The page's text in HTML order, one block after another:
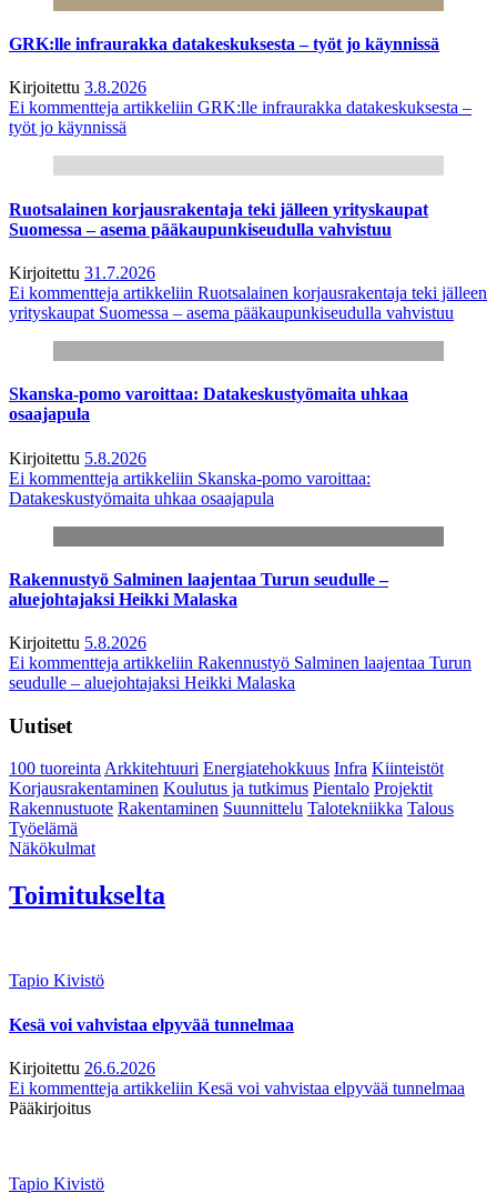
GRK:lle infraurakka datakeskuksesta – työt jo käynnissä
Kirjoitettu 3.8.2026
Ei kommentteja artikkeliin GRK:lle infraurakka datakeskuksesta –
työt jo käynnissä
Ruotsalainen korjausrakentaja teki jälleen yrityskaupat
Suomessa – asema pääkaupunkiseudulla vahvistuu
Kirjoitettu 31.7.2026
Ei kommentteja artikkeliin Ruotsalainen korjausrakentaja teki jälleen
yrityskaupat Suomessa – asema pääkaupunkiseudulla vahvistuu
Skanska-pomo varoittaa: Datakeskustyömaita uhkaa
osaajapula
Kirjoitettu 5.8.2026
Ei kommentteja artikkeliin Skanska-pomo varoittaa:
Datakeskustyömaita uhkaa osaajapula
Rakennustyö Salminen laajentaa Turun seudulle –
aluejohtajaksi Heikki Malaska
Kirjoitettu 5.8.2026
Ei kommentteja artikkeliin Rakennustyö Salminen laajentaa Turun
seudulle – aluejohtajaksi Heikki Malaska
Uutiset
100 tuoreintaArkkitehtuuri Energiatehokkuus Infra Kiinteistöt
Korjausrakentaminen Koulutus ja tutkimus Pientalo Projektit
Rakennustuote Rakentaminen Suunnittelu Talotekniikka Talous
Työelämä
Näkökulmat
Toimitukselta
Tapio Kivistö
Kesä voi vahvistaa elpyvää tunnelmaa
Kirjoitettu 26.6.2026
Ei kommentteja artikkeliin Kesä voi vahvistaa elpyvää tunnelmaa
Pääkirjoitus
Tapio Kivistö